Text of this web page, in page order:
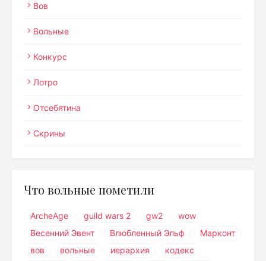
Вов
Вольные
Конкурс
Лотро
Отсебятина
Скрины
Что вольные пометили
ArcheAge guild wars 2 gw2
wow
Весенний Эвент
Влюбленный Эльф
Марконт
вов
вольные иерархия кодекс